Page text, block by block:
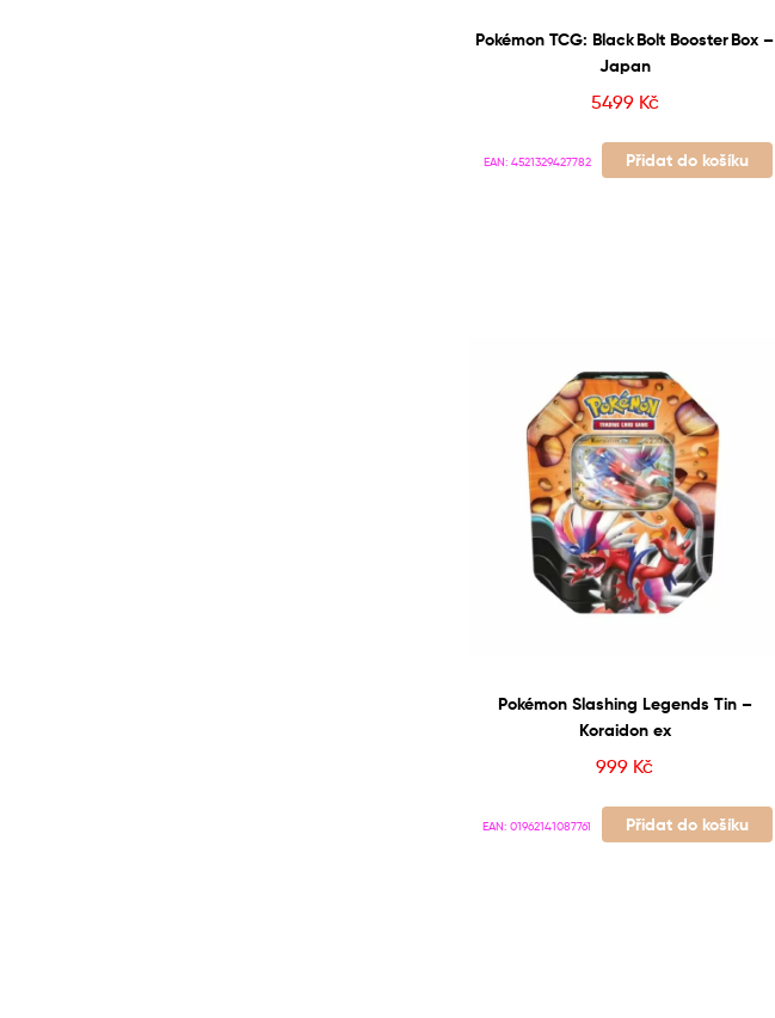
Pokémon TCG: Black Bolt Booster Box –
Japan
5499 Kč
EAN: 4521329427782 Přidat do košíku
Pokémon Slashing Legends Tin –
Koraidon ex
999 Kč
EAN:01962141087761 Přidat do košíku